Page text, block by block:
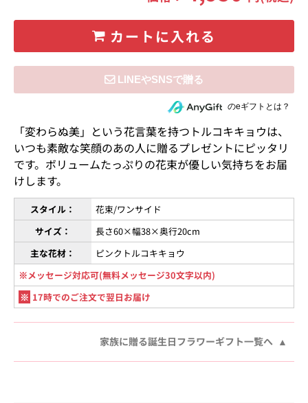
カートに入れる
住所を知らない相手にeギフトで贈るのeギフトとは？
「変わらぬ美」という花言葉を持つトルコキキョウは、
いつも素敵な笑顔のあの人に贈るプレゼントにピッタリ
です。ボリュームたっぷりの花束が優しい気持ちをお届
けします。
スタイル：
花束/ワンサイド
サイズ：
長さ60×幅38×奥行20cm
主な花材：
ピンクトルコキキョウ
※メッセージ対応可(無料メッセージ30文字以内)
※ 17時でのご注文で翌日お届け
家族に贈る誕生日フラワーギフト一覧へ